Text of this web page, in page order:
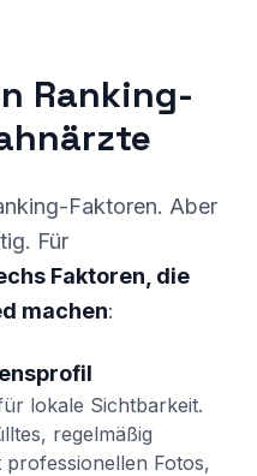
Ranking-
Faktoren. Aber
Für
Faktoren, die
machen:
lokale Sichtbarkeit.
regelmäßig
Fotos,